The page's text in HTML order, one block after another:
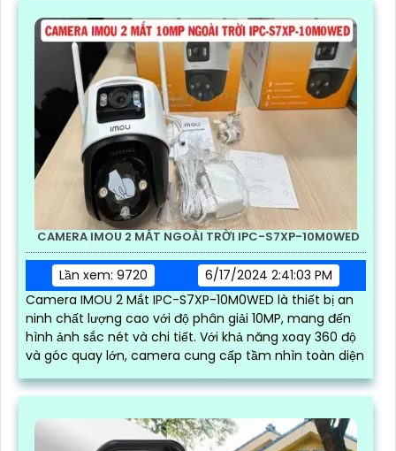
GIỚI THIỆU VỀ CAMERA WIFI DÙNG PIN IMOU IPC-K9EP-
3T0WE
Lần xem: 10345
6/25/2024 10:55:10 AM
Camera IPC-K9EP-3T0WE là sản phẩm mới ra mắt của
IMOU với những thông số kỹ thuật nổi trội như chất
lượng hình ảnh chất lượng 2k, đèn trợ sáng tích hợp
sẵn, khả năng quay xoay...